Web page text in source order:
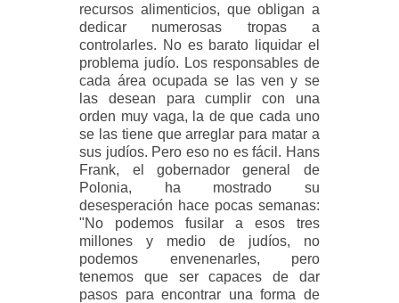
recursos alimenticios, que obligan a
dedicar numerosas tropas a
controlarles. No es barato liquidar el
problema judío. Los responsables de
cada área ocupada se las ven y se
las desean para cumplir con una
orden muy vaga, la de que cada uno
se las tiene que arreglar para matar a
sus judíos. Pero eso no es fácil. Hans
Frank, el gobernador general de
Polonia, ha mostrado su
desesperación hace pocas semanas:
"No podemos fusilar a esos tres
millones y medio de judíos, no
podemos envenenarles, pero
tenemos que ser capaces de dar
pasos para encontrar una forma de